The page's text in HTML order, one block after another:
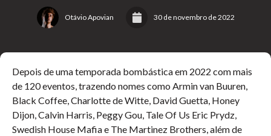
Otávio Apovian 30 de novembro de 2022
Depois de uma temporada bombástica em 2022 com mais
de 120 eventos, trazendo nomes como Armin van Buuren,
Black Coffee, Charlotte de Witte, David Guetta, Honey
Dijon, Calvin Harris, Peggy Gou, Tale Of Us Eric Prydz,
Swedish House Mafia e The Martinez Brothers, além de